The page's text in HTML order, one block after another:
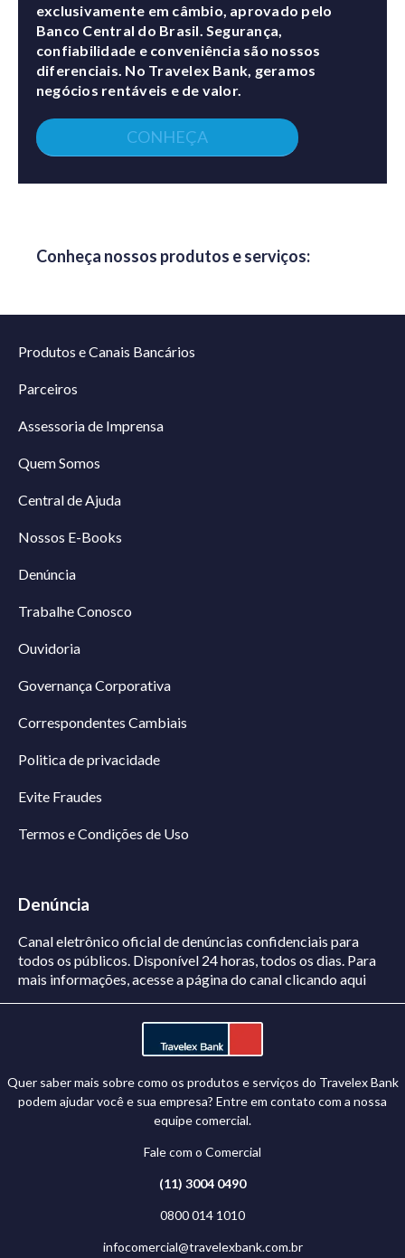
exclusivamente em câmbio, aprovado pelo
Banco Central do Brasil. Segurança,
confiabilidade e conveniência são nossos
diferenciais. No Travelex Bank, geramos
negócios rentáveis e de valor.
CONHEÇA
Conheça nossos produtos e serviços:
Produtos e Canais Bancários
Parceiros
Assessoria de Imprensa
Quem Somos
Central de Ajuda
Nossos E-Books
Denúncia
Trabalhe Conosco
Ouvidoria
Governança Corporativa
Correspondentes Cambiais
Politica de privacidade
Evite Fraudes
Termos e Condições de Uso
Denúncia
Canal eletrônico oficial de denúncias confidenciais para
todos os públicos. Disponível 24 horas, todos os dias. Para
mais informações, acesse a página do canalclicando aqui
Quer saber mais sobre como os produtos e serviços do Travelex Bank
podem ajudar você e sua empresa? Entre em contato com a nossa
equipe comercial.
Fale com o Comercial
(11) 3004 0490
0800 014 1010
infocomercial@travelexbank.com.br